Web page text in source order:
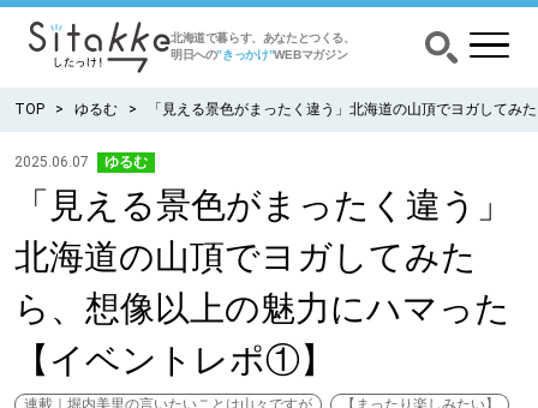
北海道で暮らす、あなたとつくる、
明日への”きっかけ”WEBマガジン
CATEGORY カテゴリー
食べる
出かける
TOP ゆるむ 「見える景色がまったく違う」北海道の山頂でヨガして
2025.06.07 ゆるむ
「見える景色がまったく違う」
北海道の山頂でヨガしてみた
ら、想像以上の魅力にハマった
【イベントレポ①】